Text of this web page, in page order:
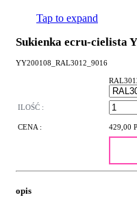
Tap to expand
Sukienka ecru-cielista
YY200108_RAL3012_9016
ILOŚĆ :
CENA : 429,00
opis